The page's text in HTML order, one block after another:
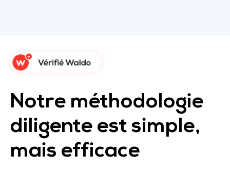
Notre méthodologie
diligente est simple,
mais efficace